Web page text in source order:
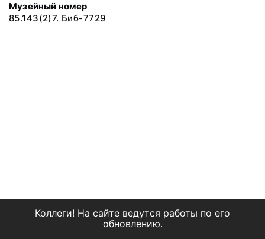
Музейный номер
85.143(2)7. Биб-7729
Коллеги! На сайте ведутся работы по его
обновлению.